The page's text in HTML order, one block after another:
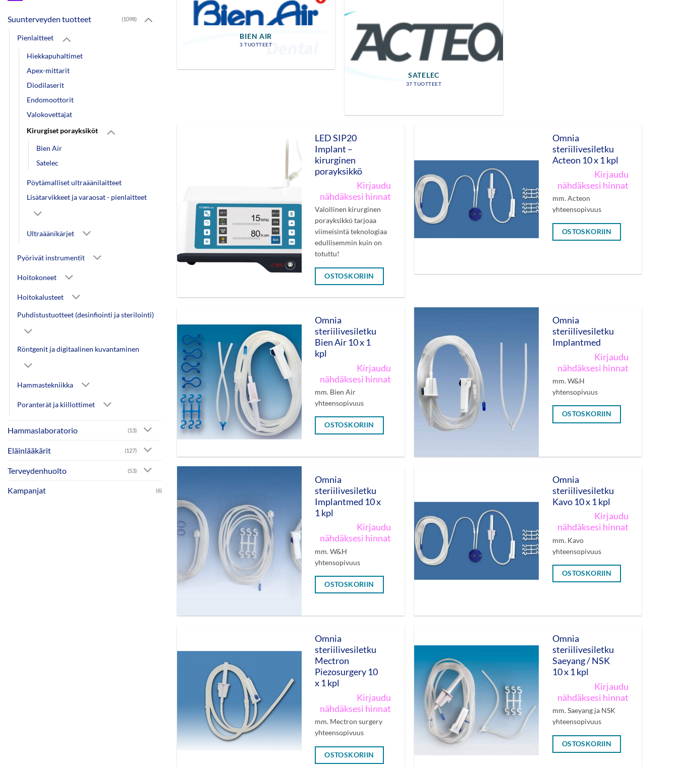
Suunterveyden tuotteet (1098)
Pienlaitteet
Hiekkapuhaltimet
Apex-mittarit
Diodilaserit
Endomoottorit
Valokovettajat
Kirurgiset porayksiköt
Bien Air
Satelec
Pöytämalliset ultraäänilaitteet
Lisätarvikkeet ja varaosat - pienlaitteet
Ultraäänikärjet
Pyörivät instrumentit
Hoitokoneet
Hoitokalusteet
Puhdistustuotteet (desinfiointi ja sterilointi)
Röntgenit ja digitaalinen kuvantaminen
Hammastekniikka
Poranterät ja kiillottimet
Hammaslaboratorio (13)
Eläinlääkärit (127)
Terveydenhuolto (53)
Kampanjat (6)
BIEN AIR
3 TUOTTEET
SATELEC
37 TUOTTEET
LED SIP20
Implant –
kirurginen
porayksikkö
Kirjaudu
nähdäksesi hinnat
Valollinen kirurginen
porayksikkö tarjoaa
viimeisintä teknologiaa
edullisemmin kuin on
totuttu!
OSTOSKORIIN
Omnia
steriilivesiletku
Acteon 10 x 1 kpl
Kirjaudu
nähdäksesi hinnat
mm. Acteon
yhteensopivuus
OSTOSKORIIN
Omnia
steriilivesiletku
Bien Air 10 x 1
kpl
Kirjaudu
nähdäksesi hinnat
mm. Bien Air
yhteensopivuus
OSTOSKORIIN
Omnia
steriilivesiletku
Implantmed
Kirjaudu
nähdäksesi hinnat
mm. W&H
yhtensopivuus
OSTOSKORIIN
Omnia
steriilivesiletku
Implantmed 10 x
1 kpl
Kirjaudu
nähdäksesi hinnat
mm. W&H
yhtensopivuus
OSTOSKORIIN
Omnia
steriilivesiletku
Kavo 10 x 1 kpl
Kirjaudu
nähdäksesi hinnat
mm. Kavo
yhteensopivuus
OSTOSKORIIN
Omnia
steriilivesiletku
Mectron
Piezosurgery 10
x 1 kpl
Kirjaudu
nähdäksesi hinnat
mm. Mectron surgery
yhteensopivuus
OSTOSKORIIN
Omnia
steriilivesiletku
Saeyang / NSK
10 x 1 kpl
Kirjaudu
nähdäksesi hinnat
mm. Saeyang ja NSK
yhteensopivuus
OSTOSKORIIN